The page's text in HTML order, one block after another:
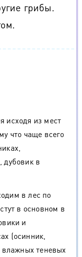
грибы.
исходя из мест
что чаще всего
дубовик в
в лес по
в основном в
и
(осинник,
влажных теневых